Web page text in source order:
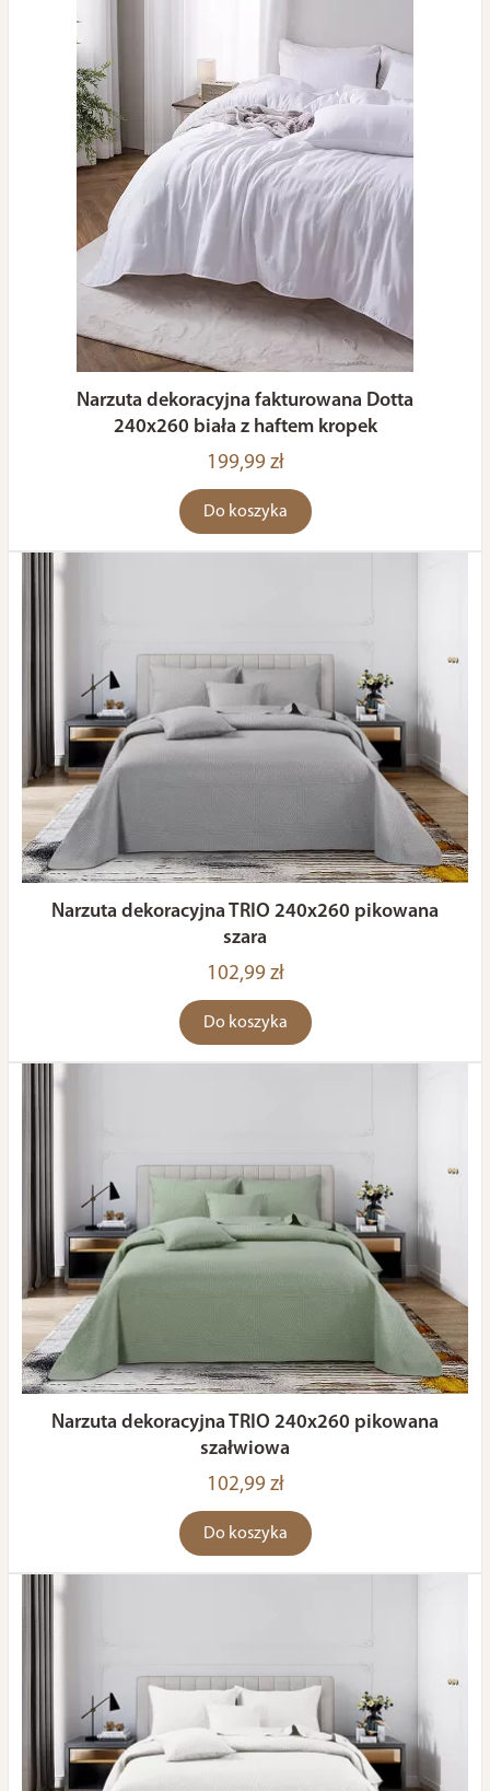
Narzuta dekoracyjna fakturowana Dotta
240x260 biała z haftem kropek
199,99 zł
Do koszyka
Narzuta dekoracyjna TRIO 240x260 pikowana
szara
102,99 zł
Do koszyka
Narzuta dekoracyjna TRIO 240x260 pikowana
szałwiowa
102,99 zł
Do koszyka